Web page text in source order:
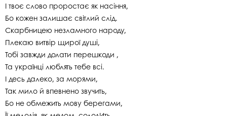
І твоє слово проростає як насіння,
Бо кожен залишає світлий слід.
Скарбницею незламного народу,
Плекаю витвір щирої душі,
Тобі завжди долати перешкоди ,
Та українці люблять тебе всі.
І десь далеко, за морями,
Так мило й впевнено звучить,
Бо не обмежить мову берегами,